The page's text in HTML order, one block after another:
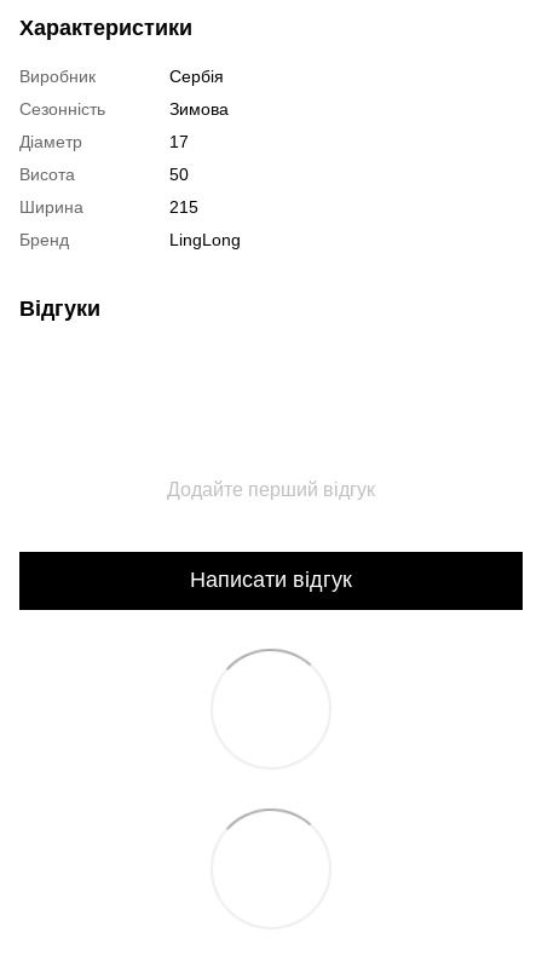
Характеристики
Виробник
Сербія
Сезонність
Зимова
Діаметр
17
Висота
50
Ширина
215
Бренд
LingLong
Відгуки
Додайте перший відгук
Написати відгук